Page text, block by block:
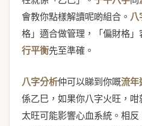
會教你點樣解讀呢啲組合。 八
格」適合做管理，「偏財格
行平衡先至準確。
八字分析仲可以睇到你嘅流年
係乙巳，如果你八字火旺，
太旺可能影響心血系統。相